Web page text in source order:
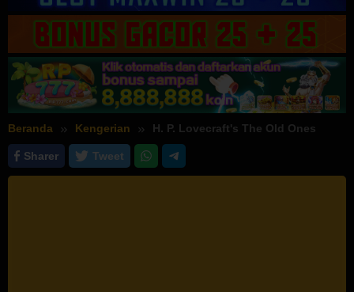
Beranda Kengerian H. P. Lovecraft's The Old Ones
Sharer Tweet